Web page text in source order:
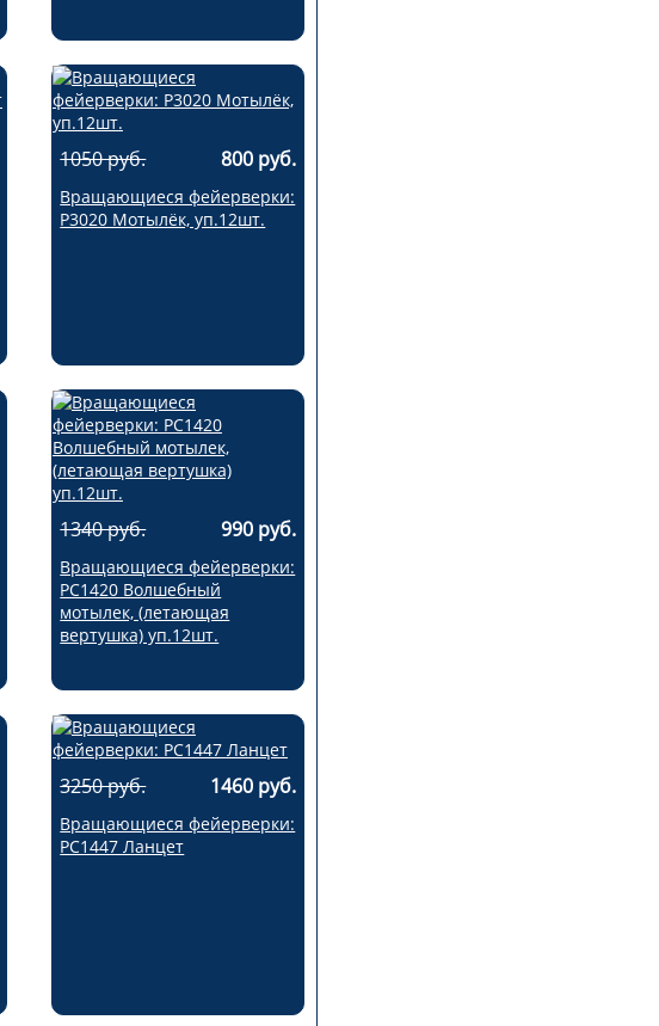
1050 руб. 800 руб.
Вращающиеся фейерверки:
Р3020 Мотылёк, уп.12шт.
1340 руб. 990 руб.
Вращающиеся фейерверки:
РС1420 Волшебный
мотылек, (летающая
вертушка) уп.12шт.
3250 руб. 1460 руб.
Вращающиеся фейерверки:
РС1447 Ланцет